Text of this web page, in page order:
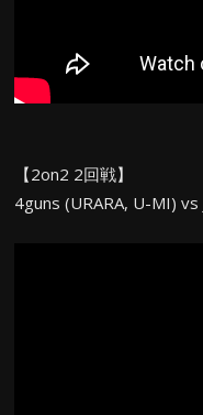
【2on2 2回戦】
4guns (URARA, U-MI)